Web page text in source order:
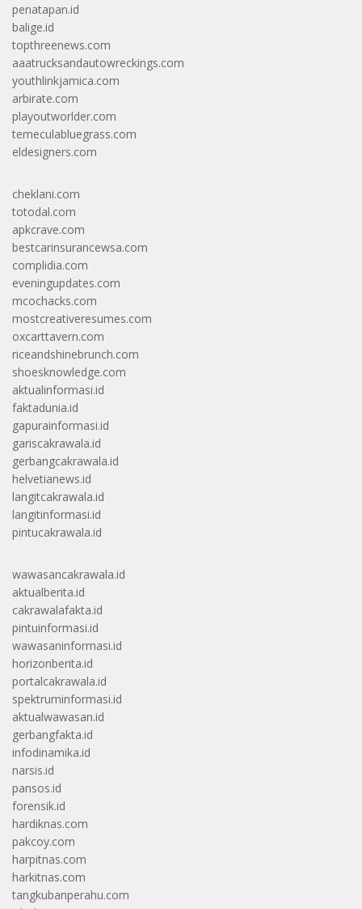
penatapan.id
balige.id
topthreenews.com
aaatrucksandautowreckings.com
youthlinkjamica.com
arbirate.com
playoutworlder.com
temeculabluegrass.com
eldesigners.com
cheklani.com
totodal.com
apkcrave.com
bestcarinsurancewsa.com
complidia.com
eveningupdates.com
mcochacks.com
mostcreativeresumes.com
oxcarttavern.com
riceandshinebrunch.com
shoesknowledge.com
aktualinformasi.id
faktadunia.id
gapurainformasi.id
gariscakrawala.id
gerbangcakrawala.id
helvetianews.id
langitcakrawala.id
langitinformasi.id
pintucakrawala.id
wawasancakrawala.id
aktualberita.id
cakrawalafakta.id
pintuinformasi.id
wawasaninformasi.id
horizonberita.id
portalcakrawala.id
spektruminformasi.id
aktualwawasan.id
gerbangfakta.id
infodinamika.id
narsis.id
pansos.id
forensik.id
hardiknas.com
pakcoy.com
harpitnas.com
harkitnas.com
tangkubanperahu.com